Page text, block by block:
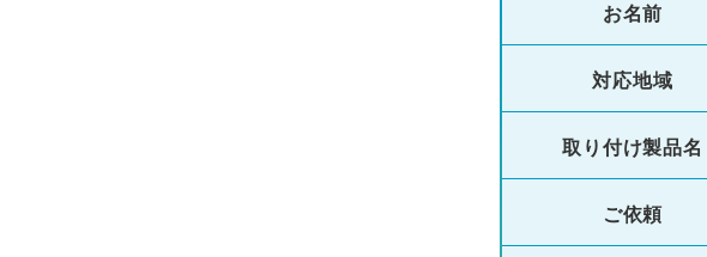
お名前
対応地域
取り付け製品名
ご依頼